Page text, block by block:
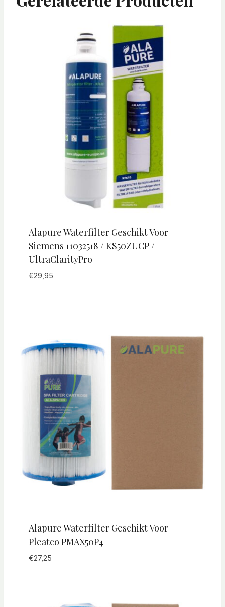
Alapure Waterfilter Geschikt Voor
Siemens 11032518 / KS50ZUCP /
UltraClarityPro
€29,95
Alapure Waterfilter Geschikt Voor
Pleatco PMAX50P4
€27,25